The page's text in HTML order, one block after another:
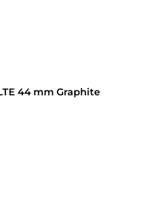
44 mm Graphite